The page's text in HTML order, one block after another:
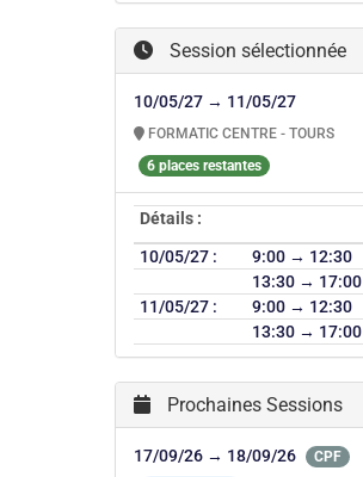
Session sélectionnée
10/05/27 → 11/05/27
FORMATIC CENTRE - TOURS
6 places restantes
Détails :
10/05/27 :
9:00 → 12:30
13:30 → 17:00
11/05/27 :
9:00 → 12:30
13:30 → 17:00
Prochaines Sessions
17/09/26 → 18/09/26
CPF